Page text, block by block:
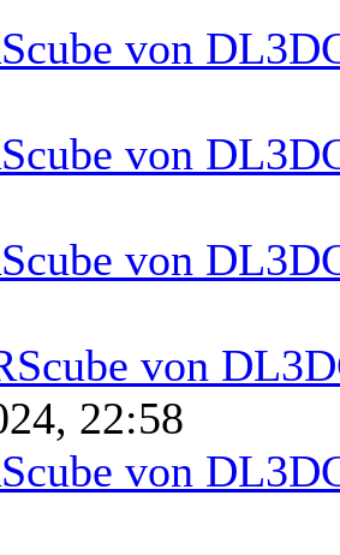
von
von
von
von
22:58
von